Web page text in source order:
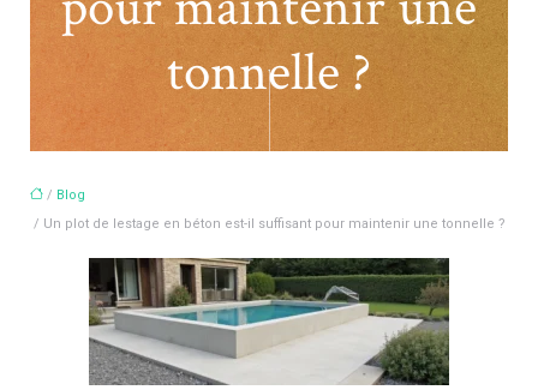
tonnelle ?
/ Blog
/ Un plot de lestage en béton est-il suffisant pour maintenir une tonnelle ?